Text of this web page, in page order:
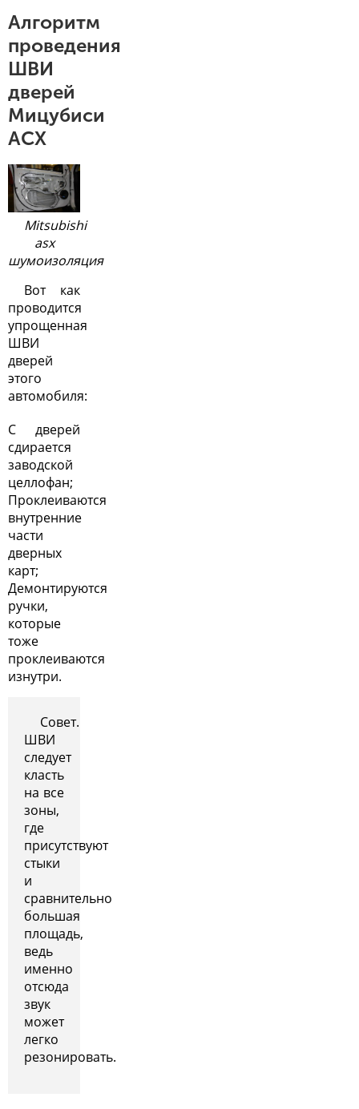
Алгоритм
проведения
ШВИ
дверей
Мицубиси
АСХ
Mitsubishi
asx
шумоизоляция
Вот как
проводится
упрощенная
ШВИ
дверей
этого
автомобиля:
С дверей
сдирается
заводской
целлофан;
Проклеиваются
внутренние
части
дверных
карт;
Демонтируются
ручки,
которые
тоже
проклеиваются
изнутри.
Совет.
ШВИ
следует
класть
на все
зоны,
где
присутствуют
стыки
и
сравнительно
большая
площадь,
ведь
именно
отсюда
звук
может
легко
резонировать.